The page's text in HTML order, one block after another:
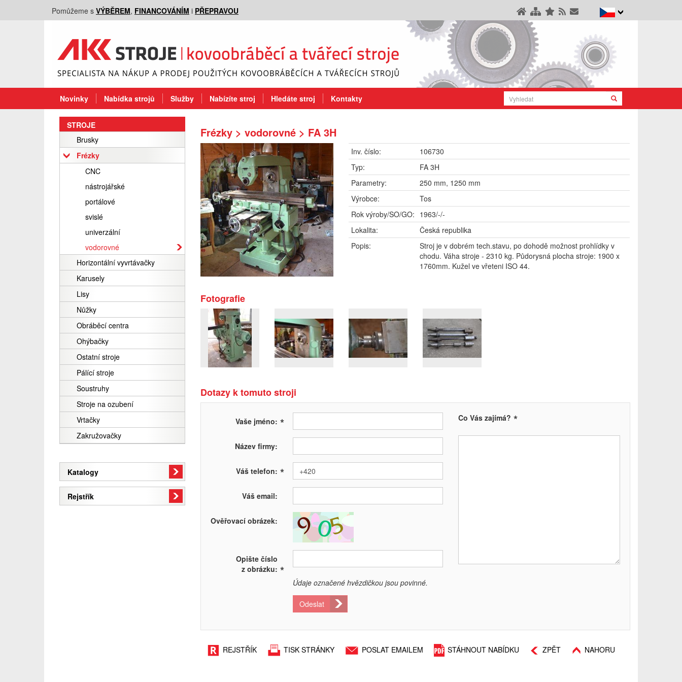
Pomůžeme s VÝBĚREM, FINANCOVÁNÍM i PŘEPRAVOU
Novinky Nabídka strojů Služby Nabízíte stroj Hledáte stroj Kontakty
STROJE
Brusky
Frézky
CNC
nástrojářské
portálové
svislé
univerzální
vodorovné
Horizontální vyvrtávačky
Karusely
Lisy
Nůžky
Obráběcí centra
Ohýbačky
Ostatní stroje
Pálící stroje
Soustruhy
Stroje na ozubení
Vrtačky
Zakružovačky
Katalogy
Rejstřík
Frézky > vodorovné > FA 3H
Inv. číslo:
106730
Typ:
FA 3H
Parametry:
250 mm, 1250 mm
Výrobce:
Tos
Rok výroby/SO/GO: 1963/-/-
Lokalita:
Česká republika
Popis:
Stroj je v dobrém tech.stavu, po dohodě možnost prohlídky v
chodu. Váha stroje - 2310 kg. Půdorysná plocha stroje: 1900 x
1760mm. Kužel ve vřeteni ISO 44.
Fotografie
Dotazy k tomuto stroji
Co Vás zajímá? *
Vaše jméno: *
Název firmy:
Váš telefon: *
Váš email:
Ověřovací obrázek:
Opište číslo
z obrázku: *
Údaje označené hvězdičkou jsou povinné.
Odeslat
REJSTŘÍK TISK STRÁNKY POSLAT EMAILEM STÁHNOUT NABÍDKU ZPĚT NAHORU